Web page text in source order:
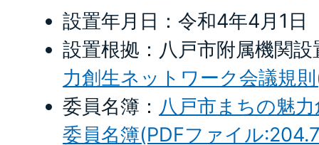
設置年月日：令和4年4月1日
設置根拠：八戸市附属機関
力創生ネットワーク会議規
委員名簿： 八戸市まちの魅
委員名簿(PDFファイル